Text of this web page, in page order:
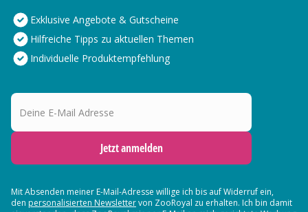
Exklusive Angebote & Gutscheine
Hilfreiche Tipps zu aktuellen Themen
Individuelle Produktempfehlung
Deine E-Mail Adresse
Jetzt anmelden
Mit Absenden meiner E-Mail-Adresse willige ich bis auf Widerruf ein,
den personalisierten Newslettervon ZooRoyal zu erhalten. Ich bin damit